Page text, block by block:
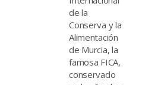
de la
Conserva y la
Alimentación
de Murcia, la
famosa FICA,
conservado